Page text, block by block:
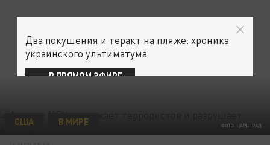
ФОТО: ЦАРЬГРАД
США В МИРЕ
Два покушения и теракт на пляже: хроника
украинского ультиматума
В ПРЯМОМ ЭФИРЕ: